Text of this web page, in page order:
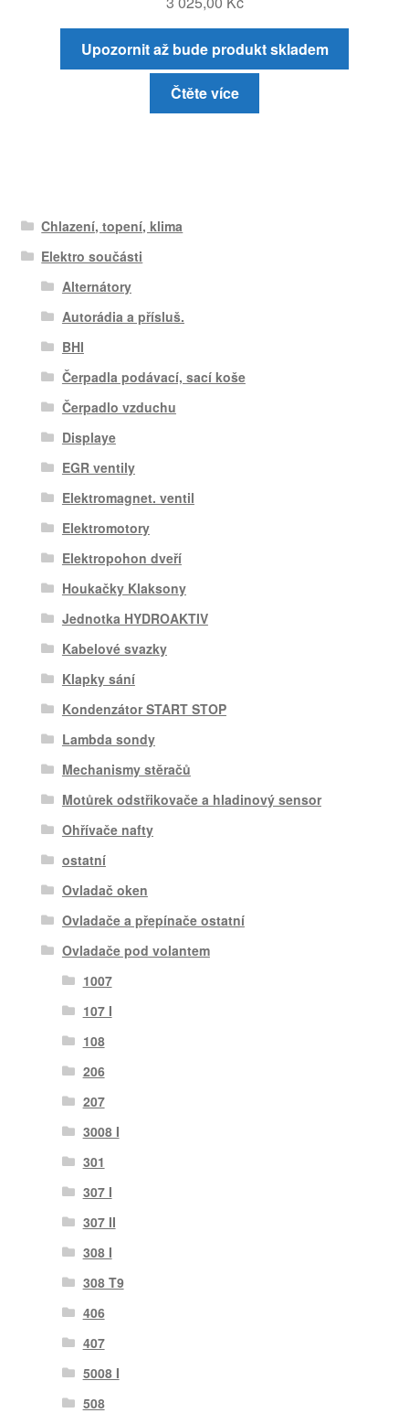
Upozornit až bude produkt skladem
Čtěte více
Chlazení, topení, klima
Elektro součásti
Alternátory
Autorádia a přísluš.
BHI
Čerpadla podávací, sací koše
Čerpadlo vzduchu
Displaye
EGR ventily
Elektromagnet. ventil
Elektromotory
Elektropohon dveří
Houkačky Klaksony
Jednotka HYDROAKTIV
Kabelové svazky
Klapky sání
Kondenzátor START STOP
Lambda sondy
Mechanismy stěračů
Motůrek odstřikovače a hladinový sensor
Ohřívače nafty
ostatní
Ovladač oken
Ovladače a přepínače ostatní
Ovladače pod volantem
1007
107 I
108
206
207
3008 I
301
307 I
307 II
308 I
308 T9
406
407
5008 I
508